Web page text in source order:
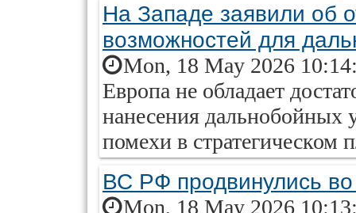
На Западе заявили об
возможностей для
Mon, 18 May 2026
Европа не обладает
нанесения дальнобойных
помехи в стратегическом
ВС РФ продвинулись во
Mon, 18 May 2026